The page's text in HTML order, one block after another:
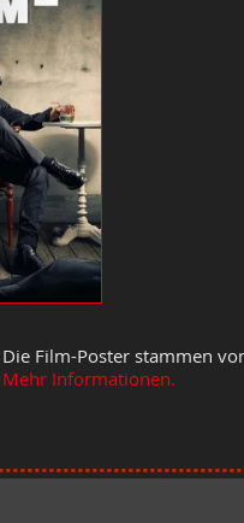
Die Film-Poster stammen
Mehr Informationen.